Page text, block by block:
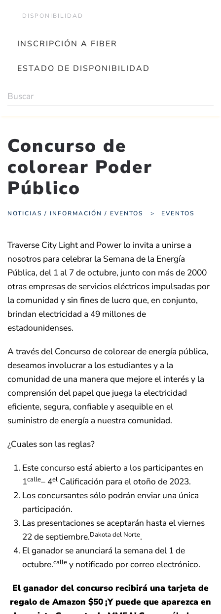
DISPONIBILIDAD
INSCRIPCIÓN A FIBER
ESTADO DE DISPONIBILIDAD
Concurso de
colorear Poder
Público
NOTICIAS / INFORMACIÓN / EVENTOS EVENTOS
Traverse City Light and Power lo invita a unirse a
nosotros para celebrar la Semana de la Energía
Pública, del 1 al 7 de octubre, junto con más de 2000
otras empresas de servicios eléctricos impulsadas por
la comunidad y sin fines de lucro que, en conjunto,
brindan electricidad a 49 millones de
estadounidenses.
A través del Concurso de colorear de energía pública,
deseamos involucrar a los estudiantes y a la
comunidad de una manera que mejore el interés y la
comprensión del papel que juega la electricidad
eficiente, segura, confiable y asequible en el
suministro de energía a nuestra comunidad.
¿Cuales son las reglas?
Este concurso está abierto a los participantes en
1calle– 4el Calificación para el otoño de 2023.
Los concursantes sólo podrán enviar una única
participación.
Las presentaciones se aceptarán hasta el viernes
22 de septiembre.Dakota del Norte.
El ganador se anunciará la semana del 1 de
octubre.calle y notificado por correo electrónico.
El ganador del concurso recibirá una tarjeta de
regalo de Amazon $50¡Y puede que aparezca en